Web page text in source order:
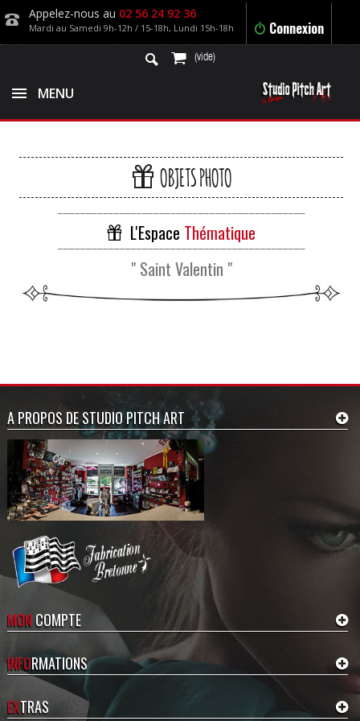
Connexion
Appelez-nous au 02 56 24 92 36
Mardi au Samedi 9h-12h / 15-18h, Lundi 15h-18h
(vide)
MENU
OBJETS PHOTO
L'Espace Thématique
____________________________________________
" Saint Valentin "
A PROPOS DE STUDIO PITCH ART
MONCOMPTE
INFORMATIONS
EXTRAS